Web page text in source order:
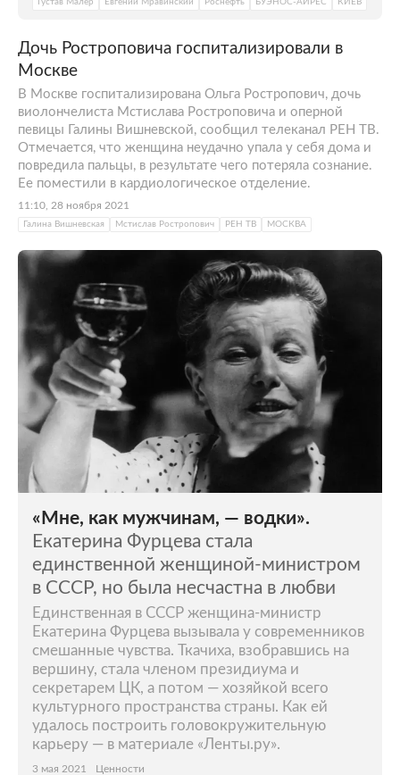
Дочь Ростроповича госпитализировали в
Москве
В Москве госпитализирована Ольга Ростропович, дочь
виолончелиста Мстислава Ростроповича и оперной
певицы Галины Вишневской, сообщил телеканал РЕН ТВ.
Отмечается, что женщина неудачно упала у себя дома и
повредила пальцы, в результате чего потеряла сознание.
Ее поместили в кардиологическое отделение.
11:10, 28 ноября 2021
Галина Вишневская Мстислав Ростропович РЕН ТВ МОСКВА
«Мне, как мужчинам, — водки».
Екатерина Фурцева стала
единственной женщиной-министром
в СССР, но была несчастна в любви
Единственная в СССР женщина-министр
Екатерина Фурцева вызывала у современников
смешанные чувства. Ткачиха, взобравшись на
вершину, стала членом президиума и
секретарем ЦК, а потом — хозяйкой всего
культурного пространства страны. Как ей
удалось построить головокружительную
карьеру — в материале «Ленты.ру».
3 мая 2021 Ценности